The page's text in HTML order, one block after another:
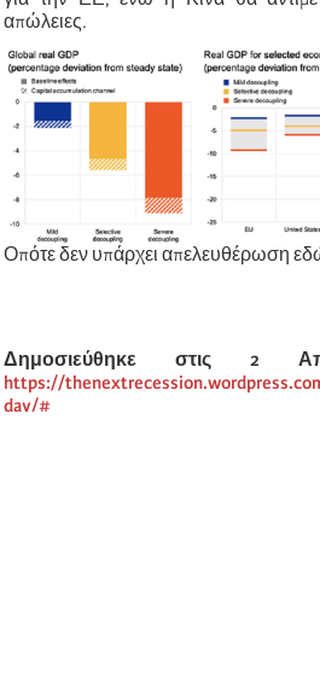
απώλειες.
Οπότε δεν υπάρχει απελευθέρωση
Δημοσιεύθηκε στις 2
https://
day/#